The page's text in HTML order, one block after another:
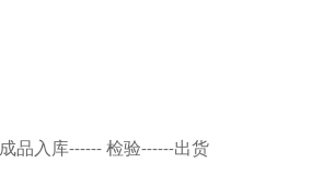
成品入库------ 检验------出货